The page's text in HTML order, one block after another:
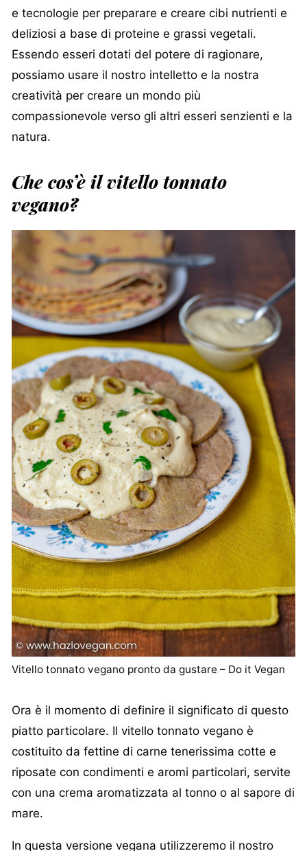
e tecnologie per preparare e creare cibi nutrienti e
deliziosi a base di proteine e grassi vegetali.
Essendo esseri dotati del potere di ragionare,
possiamo usare il nostro intelletto e la nostra
creatività per creare un mondo più
compassionevole verso gli altri esseri senzienti e la
natura.
Che cos’è il vitello tonnato
vegano?
Vitello tonnato vegano pronto da gustare – Do it Vegan
Ora è il momento di definire il significato di questo
piatto particolare. Il vitello tonnato vegano è
costituito da fettine di carne tenerissima cotte e
riposate con condimenti e aromi particolari, servite
con una crema aromatizzata al tonno o al sapore di
mare.
In questa versione vegana utilizzeremo il nostro